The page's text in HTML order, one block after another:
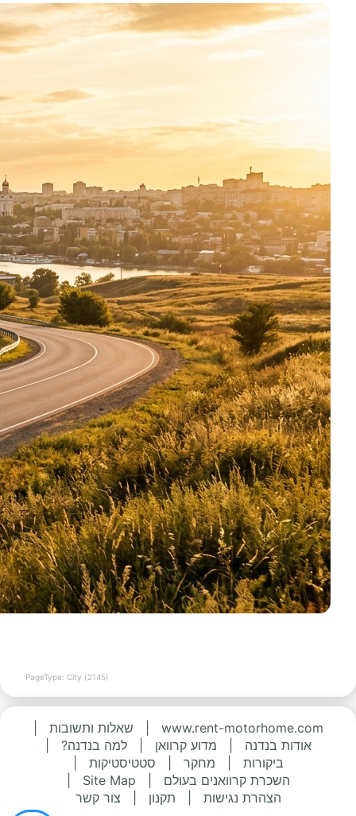
PageType: City (2145)
www.rent-motorhome.com שאלות ותשובות
אודות בנדנה
מדוע קרוואן למה בנדנה?
ביקורות
מחקר סטטיסטיקות
השכרת קרוואנים בעולם
Site Map
הצהרת נגישות
תקנון צור קשר